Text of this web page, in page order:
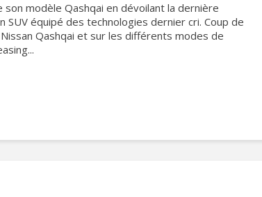
son modèle Qashqai en dévoilant la dernière
SUV équipé des technologies dernier cri. Coup de
Qashqai et sur les différents modes de